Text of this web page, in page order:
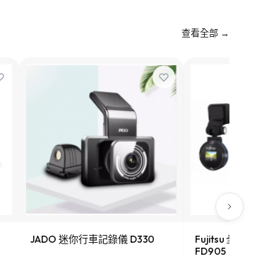
查看全部 →
JADO 迷你行車記錄儀 D330
Fujitsu 全高清行
FD905